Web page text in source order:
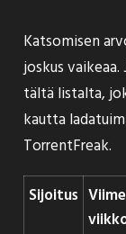
Katsomisen
joskus
tältä listalta,
kautta
TorrentFreak.
Sijoitus Viime